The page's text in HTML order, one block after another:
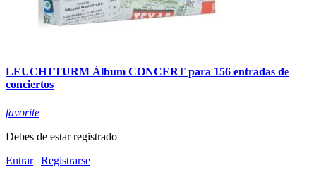
LEUCHTTURM Álbum CONCERT para 156 entradas de
conciertos
favorite
Debes de estar registrado
Entrar| Registrarse